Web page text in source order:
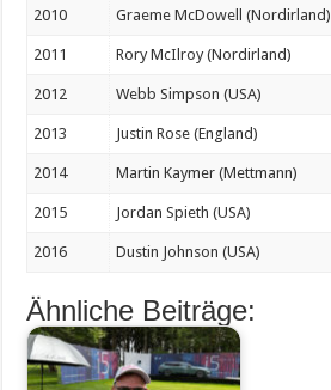
2010 Graeme McDowell (Nordirland)
2011 Rory McIlroy (Nordirland)
2012 Webb Simpson (USA)
2013 Justin Rose (England)
2014 Martin Kaymer (Mettmann)
2015 Jordan Spieth (USA)
2016 Dustin Johnson (USA)
Ähnliche Beiträge: